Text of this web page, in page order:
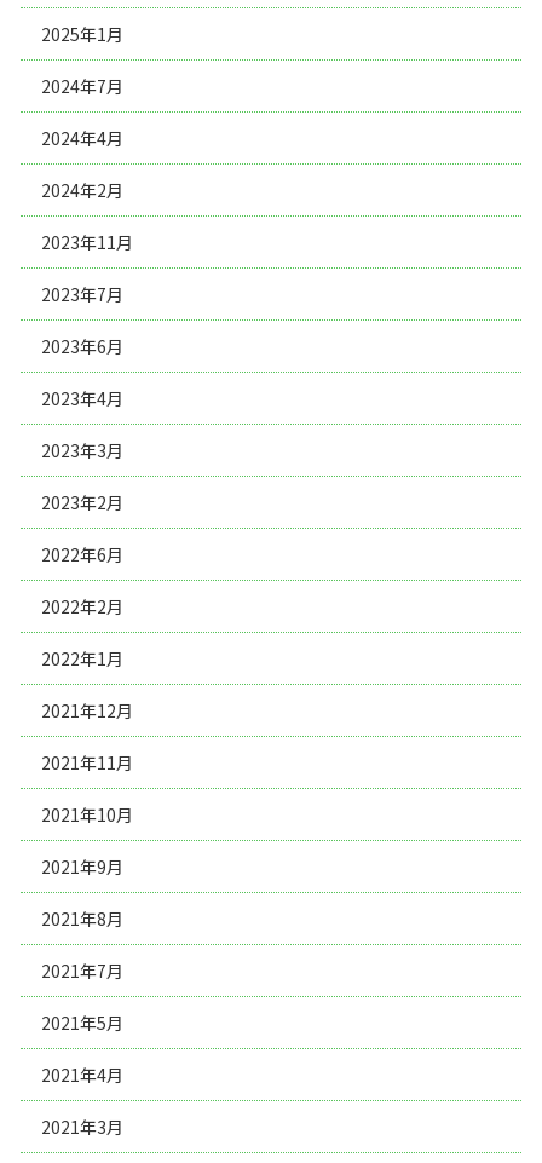
2025年1月
2024年7月
2024年4月
2024年2月
2023年11月
2023年7月
2023年6月
2023年4月
2023年3月
2023年2月
2022年6月
2022年2月
2022年1月
2021年12月
2021年11月
2021年10月
2021年9月
2021年8月
2021年7月
2021年5月
2021年4月
2021年3月